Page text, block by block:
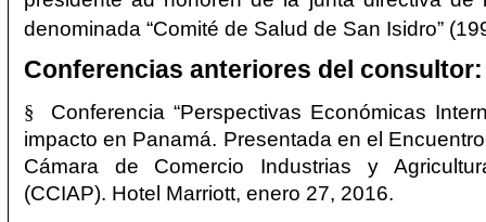
denominada “Comité de Salud de San Isidro”
Conferencias anteriores del consultor:
§
Conferencia “Perspectivas Económicas
impacto en Panamá. Presentada en el
Cámara de Comercio Industrias y
(CCIAP). Hotel Marriott, enero 27, 2016.